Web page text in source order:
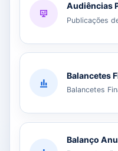
Audiências
Publicações
Balancetes
Balancetes
Balanço